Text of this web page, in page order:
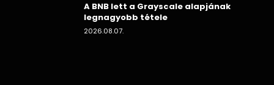
A BNB lett a Grayscale alapjának
legnagyobb tétele
2026.08.07.